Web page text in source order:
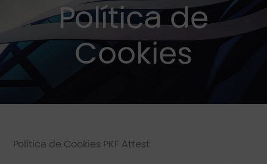
Política de
Cookies
Política de Cookies PKF Attest